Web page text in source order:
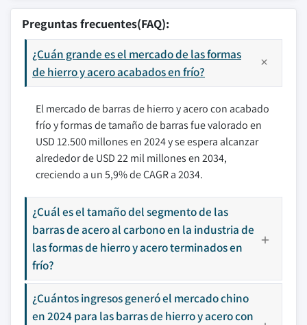
Preguntas frecuentes(FAQ):
¿Cuán grande es el mercado de las formas
de hierro y acero acabados en frío?
El mercado de barras de hierro y acero con acabado
frío y formas de tamaño de barras fue valorado en
USD 12.500 millones en 2024 y se espera alcanzar
alrededor de USD 22 mil millones en 2034,
creciendo a un 5,9% de CAGR a 2034.
¿Cuál es el tamaño del segmento de las
barras de acero al carbono en la industria de
las formas de hierro y acero terminados en
frío?
¿Cuántos ingresos generó el mercado chino
en 2024 para las barras de hierro y acero con